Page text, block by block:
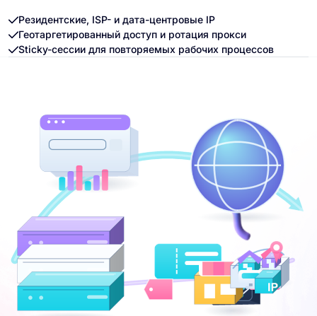
Резидентские, ISP- и дата-центровые IP
Геотаргетированный доступ и ротация прокси
Sticky-сессии для повторяемых рабочих процессов